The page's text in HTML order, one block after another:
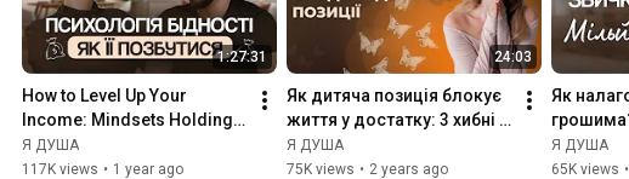
підіймаємо тему заробітку, що допомагає збільшити заробіток і тд.
1:27:31
How to Level Up Your
Income: Mindsets Holding
You Back from Earning
More
Я ДУША
117K views • 1 year ago
24:03
Як дитяча позиція блокує
життя у достатку: 3 хибні
переконання, яких варто
позбутись
Я ДУША
75K views • 2 years ago
Як
Я ДУША
65K views •